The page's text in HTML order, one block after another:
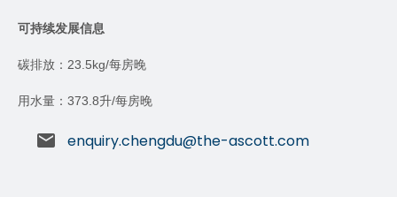
可持续发展信息
碳排放： 23.5kg/每房晚
用水量： 373.8升/每房晚
enquiry.chengdu@the-ascott.com